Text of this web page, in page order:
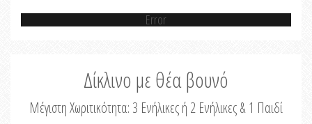
Error
Δίκλινο με θέα βουνό
Μέγιστη Χωριτικότητα: 3 Ενήλικες ή 2 Ενήλικες & 1 Παιδί